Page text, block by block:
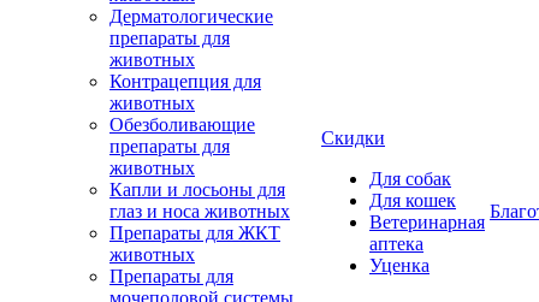
Дерматологические
препараты для
животных
Контрацепция для
животных
Обезболивающие
препараты для
животных
Капли и лосьоны для
глаз и носа животных
Препараты для ЖКТ
животных
Препараты для
мочеполовой системы
Скидки
Для собак
Для кошек
Ветеринарная
аптека
Уценка